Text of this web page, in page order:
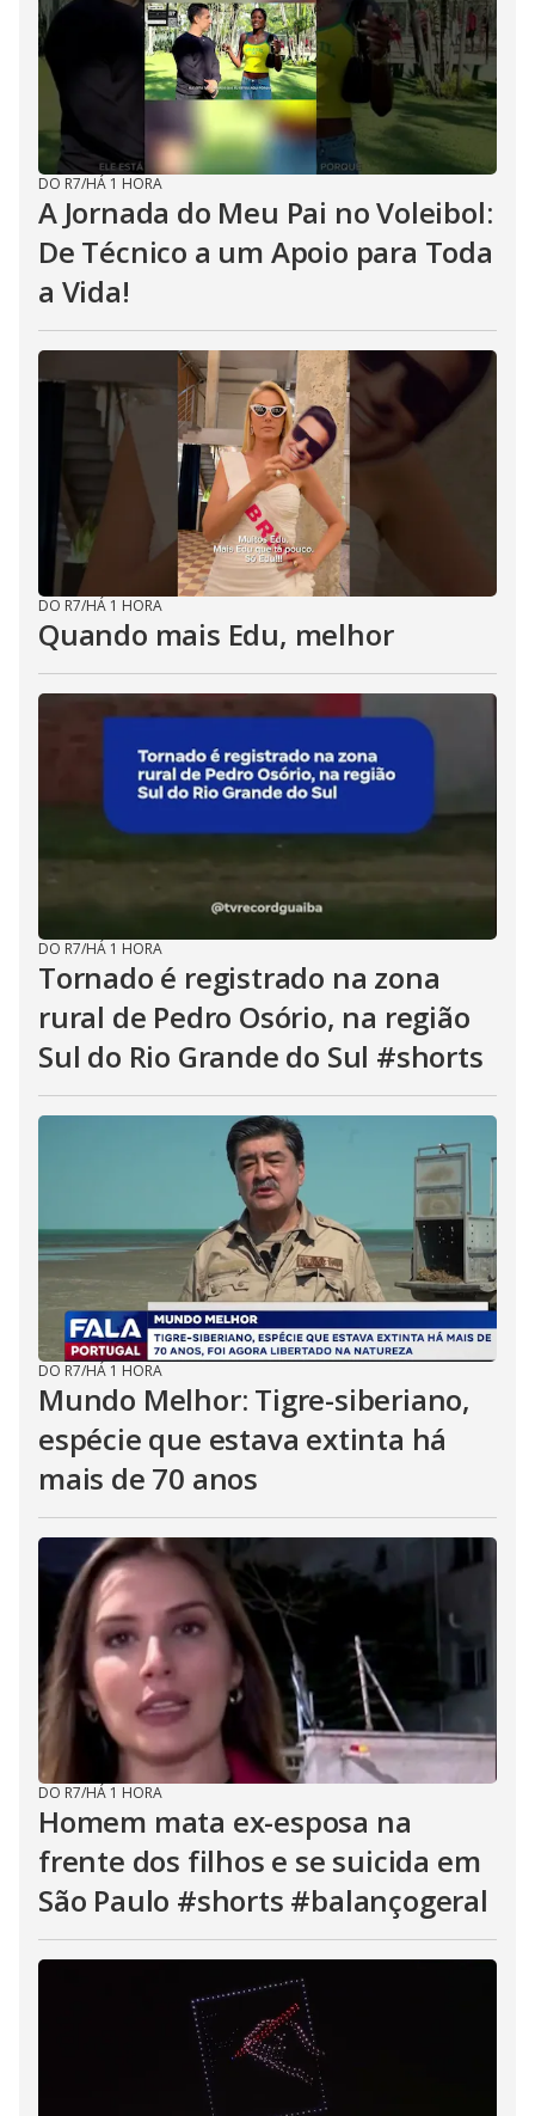
DO R7/HÁ 1 HORA
A Jornada do Meu Pai no Voleibol:
De Técnico a um Apoio para Toda
a Vida!
DO R7/HÁ 1 HORA
Quando mais Edu, melhor
DO R7/HÁ 1 HORA
Tornado é registrado na zona
rural de Pedro Osório, na região
Sul do Rio Grande do Sul #shorts
DO R7/HÁ 1 HORA
Mundo Melhor: Tigre-siberiano,
espécie que estava extinta há
mais de 70 anos
DO R7/HÁ 1 HORA
Homem mata ex-esposa na
frente dos filhos e se suicida em
São Paulo #shorts #balançogeral